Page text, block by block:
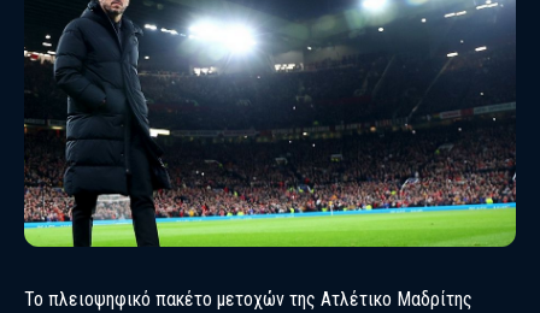
Το πλειοψηφικό πακέτο μετοχών της Ατλέτικο Μαδρίτης